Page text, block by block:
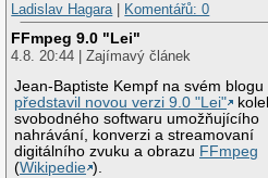
Ladislav Hagara| Komentářů: 0
FFmpeg 9.0 "Lei"
4.8. 20:44 | Zajímavý článek
Jean-Baptiste Kempf na svém blogu
představil novou verzi 9.0 "Lei"
svobodného softwaru umožňujícího
nahrávání, konverzi a streamovaní
digitálního zvuku a obrazu FFmpeg
(Wikipedie ).